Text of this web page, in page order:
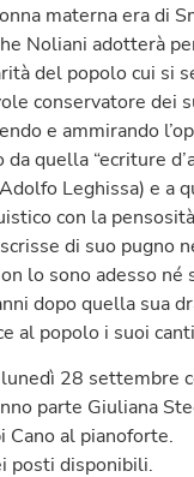
materna era di
Noliani adotterà
del popolo cui si
conservatore dei
e ammirando
quella “ecriture
Leghissa) e a
con la
di suo pugno
lo sono adesso né
dopo quella sua
popolo i suoi
28 settembre
parte Giuliana
Cano al pianoforte.
posti disponibili.